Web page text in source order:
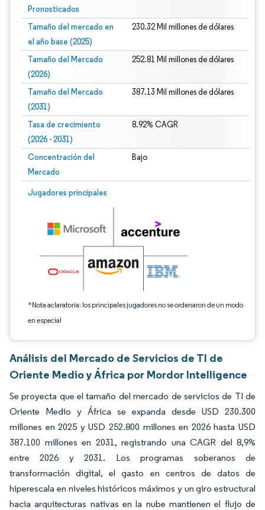
Pronosticados
Tamaño del mercado en
el año base (2025)
230.32 Mil millones de dólares
Tamaño del Mercado
(2026)
252.81 Mil millones de dólares
Tamaño del Mercado
(2031)
387.13 Mil millones de dólares
Tasa de crecimiento
(2026 - 2031)
8.92% CAGR
Concentración del
Mercado
Bajo
Jugadores principales
*Nota aclaratoria: los principales jugadores no se ordenaron de un modo
en especial
Imagen © Mordor Intelligence. El uso requiere atribución según CC BY 4.0.
Análisis del Mercado de Servicios de TI de
Oriente Medio y África por Mordor Intelligence
Se proyecta que el tamaño del mercado de servicios de TI de
Oriente Medio y África se expanda desde USD 230.300
millones en 2025 y USD 252.800 millones en 2026 hasta USD
387.100 millones en 2031, registrando una CAGR del 8,9%
entre 2026 y 2031. Los programas soberanos de
transformación digital, el gasto en centros de datos de
hiperescala en niveles históricos máximos y un giro estructural
hacia arquitecturas nativas en la nube mantienen el flujo de